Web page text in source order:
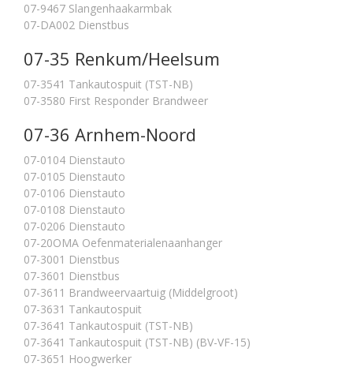
07-9467 Slangenhaakarmbak
07-DA002 Dienstbus
07-35 Renkum/Heelsum
07-3541 Tankautospuit (TST-NB)
07-3580 First Responder Brandweer
07-36 Arnhem-Noord
07-0104 Dienstauto
07-0105 Dienstauto
07-0106 Dienstauto
07-0108 Dienstauto
07-0206 Dienstauto
07-20OMA Oefenmaterialenaanhanger
07-3001 Dienstbus
07-3601 Dienstbus
07-3611 Brandweervaartuig (Middelgroot)
07-3631 Tankautospuit
07-3641 Tankautospuit (TST-NB)
07-3641 Tankautospuit (TST-NB) (BV-VF-15)
07-3651 Hoogwerker